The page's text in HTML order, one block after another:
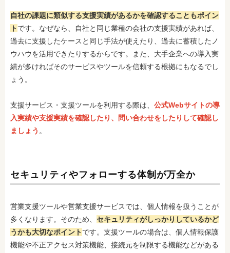
自社の課題に類似する支援実績があるかを確認することもポイン
トです。なぜなら、自社と同じ業種の会社の支援実績があれば、
過去に支援したケースと同じ手法が使えたり、過去に蓄積したノ
ウハウを活用できたりするからです。また、大手企業への導入実
績が多ければそのサービスやツールを信頼する根拠にもなるでし
ょう。
支援サービス・支援ツールを利用する際は、 公式Webサイトの導
入実績や支援実績を確認したり、問い合わせをしたりして確認し
ましょう 。
セキュリティやフォローする体制が万全か
営業支援ツールや営業支援サービスでは、個人情報を扱うことが
多くなります。そのため、 セキュリティがしっかりしているかど
うかも大切なポイントです。支援ツールの場合は、個人情報保護
機能や不正アクセス対策機能、接続元を制限する機能などがある